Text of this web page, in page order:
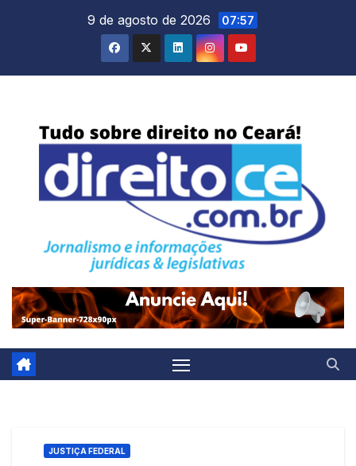
9 de agosto de 2026 07:57
JUSTIÇA FEDERAL